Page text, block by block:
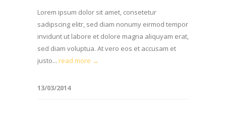
Lorem ipsum dolor sit amet, consetetur
sadipscing elitr, sed diam nonumy eirmod tempor
invidunt ut labore et dolore magna aliquyam erat,
sed diam voluptua. At vero eos et accusam et
justo... read more →
13/03/2014